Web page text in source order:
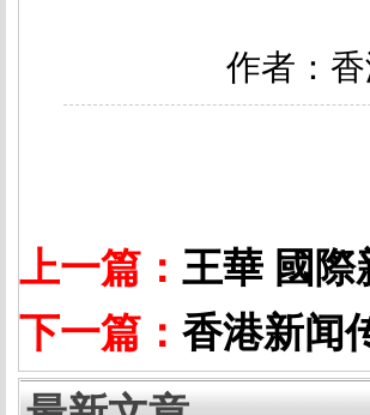
作者：
上一篇： 王華 國際
下一篇： 香港新闻